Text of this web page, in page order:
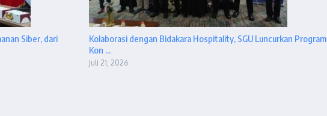
Siber, dari
Kolaborasi dengan Bidakara Hospitality, SGU Luncurkan Program
Kon ...
Juli 21, 2026